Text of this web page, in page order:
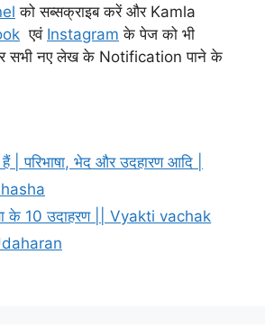
को सब्सक्राइब करें और Kamla
एवं Instagram के पेज को भी
सभी नए लेख के Notification पाने के
| परिभाषा, भेद और उदहारण आदि |
के 10 उदाहरण || Vyakti vachak